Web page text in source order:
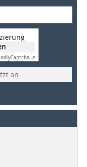
Captcha ⇗
an